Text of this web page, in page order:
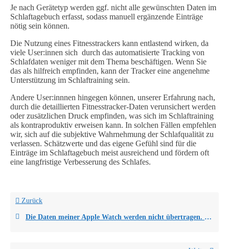
Je nach Gerätetyp werden ggf. nicht alle gewünschten Daten im
Schlaftagebuch erfasst, sodass manuell ergänzende Einträge
nötig sein können.
Die Nutzung eines Fitnesstrackers kann entlastend wirken, da
viele User:innen sich durch das automatisierte Tracking von
Schlafdaten weniger mit dem Thema beschäftigen. Wenn Sie
das als hilfreich empfinden, kann der Tracker eine angenehme
Unterstützung im Schlaftraining sein.
Andere User:innnen hingegen können, unserer Erfahrung nach,
durch die detaillierten Fitnesstracker-Daten verunsichert werden
oder zusätzlichen Druck empfinden, was sich im Schlaftraining
als kontraproduktiv erweisen kann. In solchen Fällen empfehlen
wir, sich auf die subjektive Wahrnehmung der Schlafqualität zu
verlassen. Schätzwerte und das eigene Gefühl sind für die
Einträge im Schlaftagebuch meist ausreichend und fördern oft
eine langfristige Verbesserung des Schlafes.
Zurück
Die Daten meiner Apple Watch werden nicht übertragen. Was kann ich tun?